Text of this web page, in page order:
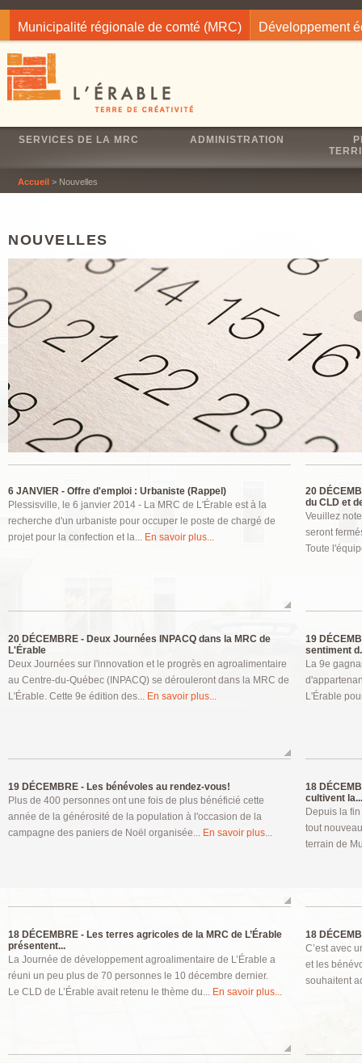
Municipalité régionale de comté (MRC) Développement
SERVICES DE LA MRC ADMINISTRATION
Accueil > Nouvelles
NOUVELLES
6 JANVIER - Offre d'emploi : Urbaniste (Rappel)
Plessisville, le 6 janvier 2014 - La MRC de L'Érable est à la
recherche d'un urbaniste pour occuper le poste de chargé de
projet pour la confection et la... En savoir plus...
20
du CLD et
Veuillez
seront
Toute
20 DÉCEMBRE - Deux Journées INPACQ dans la MRC de
L'Érable
Deux Journées sur l'innovation et le progrès en agroalimentaire
au Centre-du-Québec (INPACQ) se dérouleront dans la MRC de
L'Érable. Cette 9e édition des... En savoir plus...
19
sentiment
La 9e
L'Érable
19 DÉCEMBRE - Les bénévoles au rendez-vous!
Plus de 400 personnes ont une fois de plus bénéficié cette
année de la générosité de la population à l'occasion de la
campagne des paniers de Noël organisée... En savoir plus...
18
cultivent la...
Depuis la
tout
terrain de
18 DÉCEMBRE - Les terres agricoles de la MRC de L’Érable
présentent...
La Journée de développement agroalimentaire de L’Érable a
réuni un peu plus de 70 personnes le 10 décembre dernier.
Le CLD de L’Érable avait retenu le thème du... En savoir plus...
18
C’est avec
et les
souhaitent
Pages